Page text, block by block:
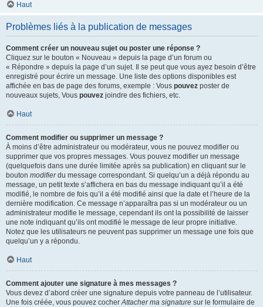
Haut
Problèmes liés à la publication de messages
Comment créer un nouveau sujet ou poster une réponse ?
Cliquez sur le bouton « Nouveau » depuis la page d’un forum ou
« Répondre » depuis la page d’un sujet. Il se peut que vous ayez besoin d’être
enregistré pour écrire un message. Une liste des options disponibles est
affichée en bas de page des forums, exemple : Vous pouvez poster de
nouveaux sujets, Vous pouvez joindre des fichiers, etc.
Haut
Comment modifier ou supprimer un message ?
À moins d’être administrateur ou modérateur, vous ne pouvez modifier ou
supprimer que vos propres messages. Vous pouvez modifier un message
(quelquefois dans une durée limitée après sa publication) en cliquant sur le
bouton modifierdu message correspondant. Si quelqu’un a déjà répondu au
message, un petit texte s’affichera en bas du message indiquant qu’il a été
modifié, le nombre de fois qu’il a été modifié ainsi que la date et l’heure de la
dernière modification. Ce message n’apparaîtra pas si un modérateur ou un
administrateur modifie le message, cependant ils ont la possibilité de laisser
une note indiquant qu’ils ont modifié le message de leur propre initiative.
Notez que les utilisateurs ne peuvent pas supprimer un message une fois que
quelqu’un y a répondu.
Haut
Comment ajouter une signature à mes messages ?
Vous devez d’abord créer une signature depuis votre panneau de l’utilisateur.
Une fois créée, vous pouvez cocherAttacher ma signature sur le formulaire de